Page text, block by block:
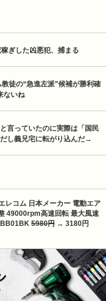
ぎした凶悪犯、捕まる
徒の“急進左派”候補が勝利確
ないね
言っていたのに実際は「国民
し義兄宅に転がり込んだ→
レコム 日本メーカー 電動エア
49000rpm高速回転 最大風速
5980円 → 3180円